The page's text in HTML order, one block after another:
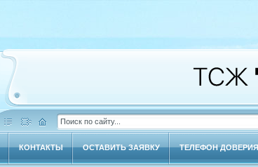
КОНТАКТЫ ОСТАВИТЬ ЗАЯВКУ ТЕЛЕФОН